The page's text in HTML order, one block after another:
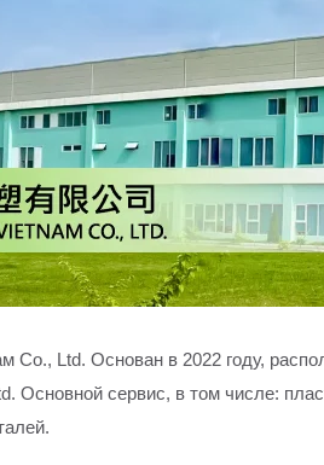
Co., Ltd. Основан в 2022 году,
Основной сервис, в том числе: